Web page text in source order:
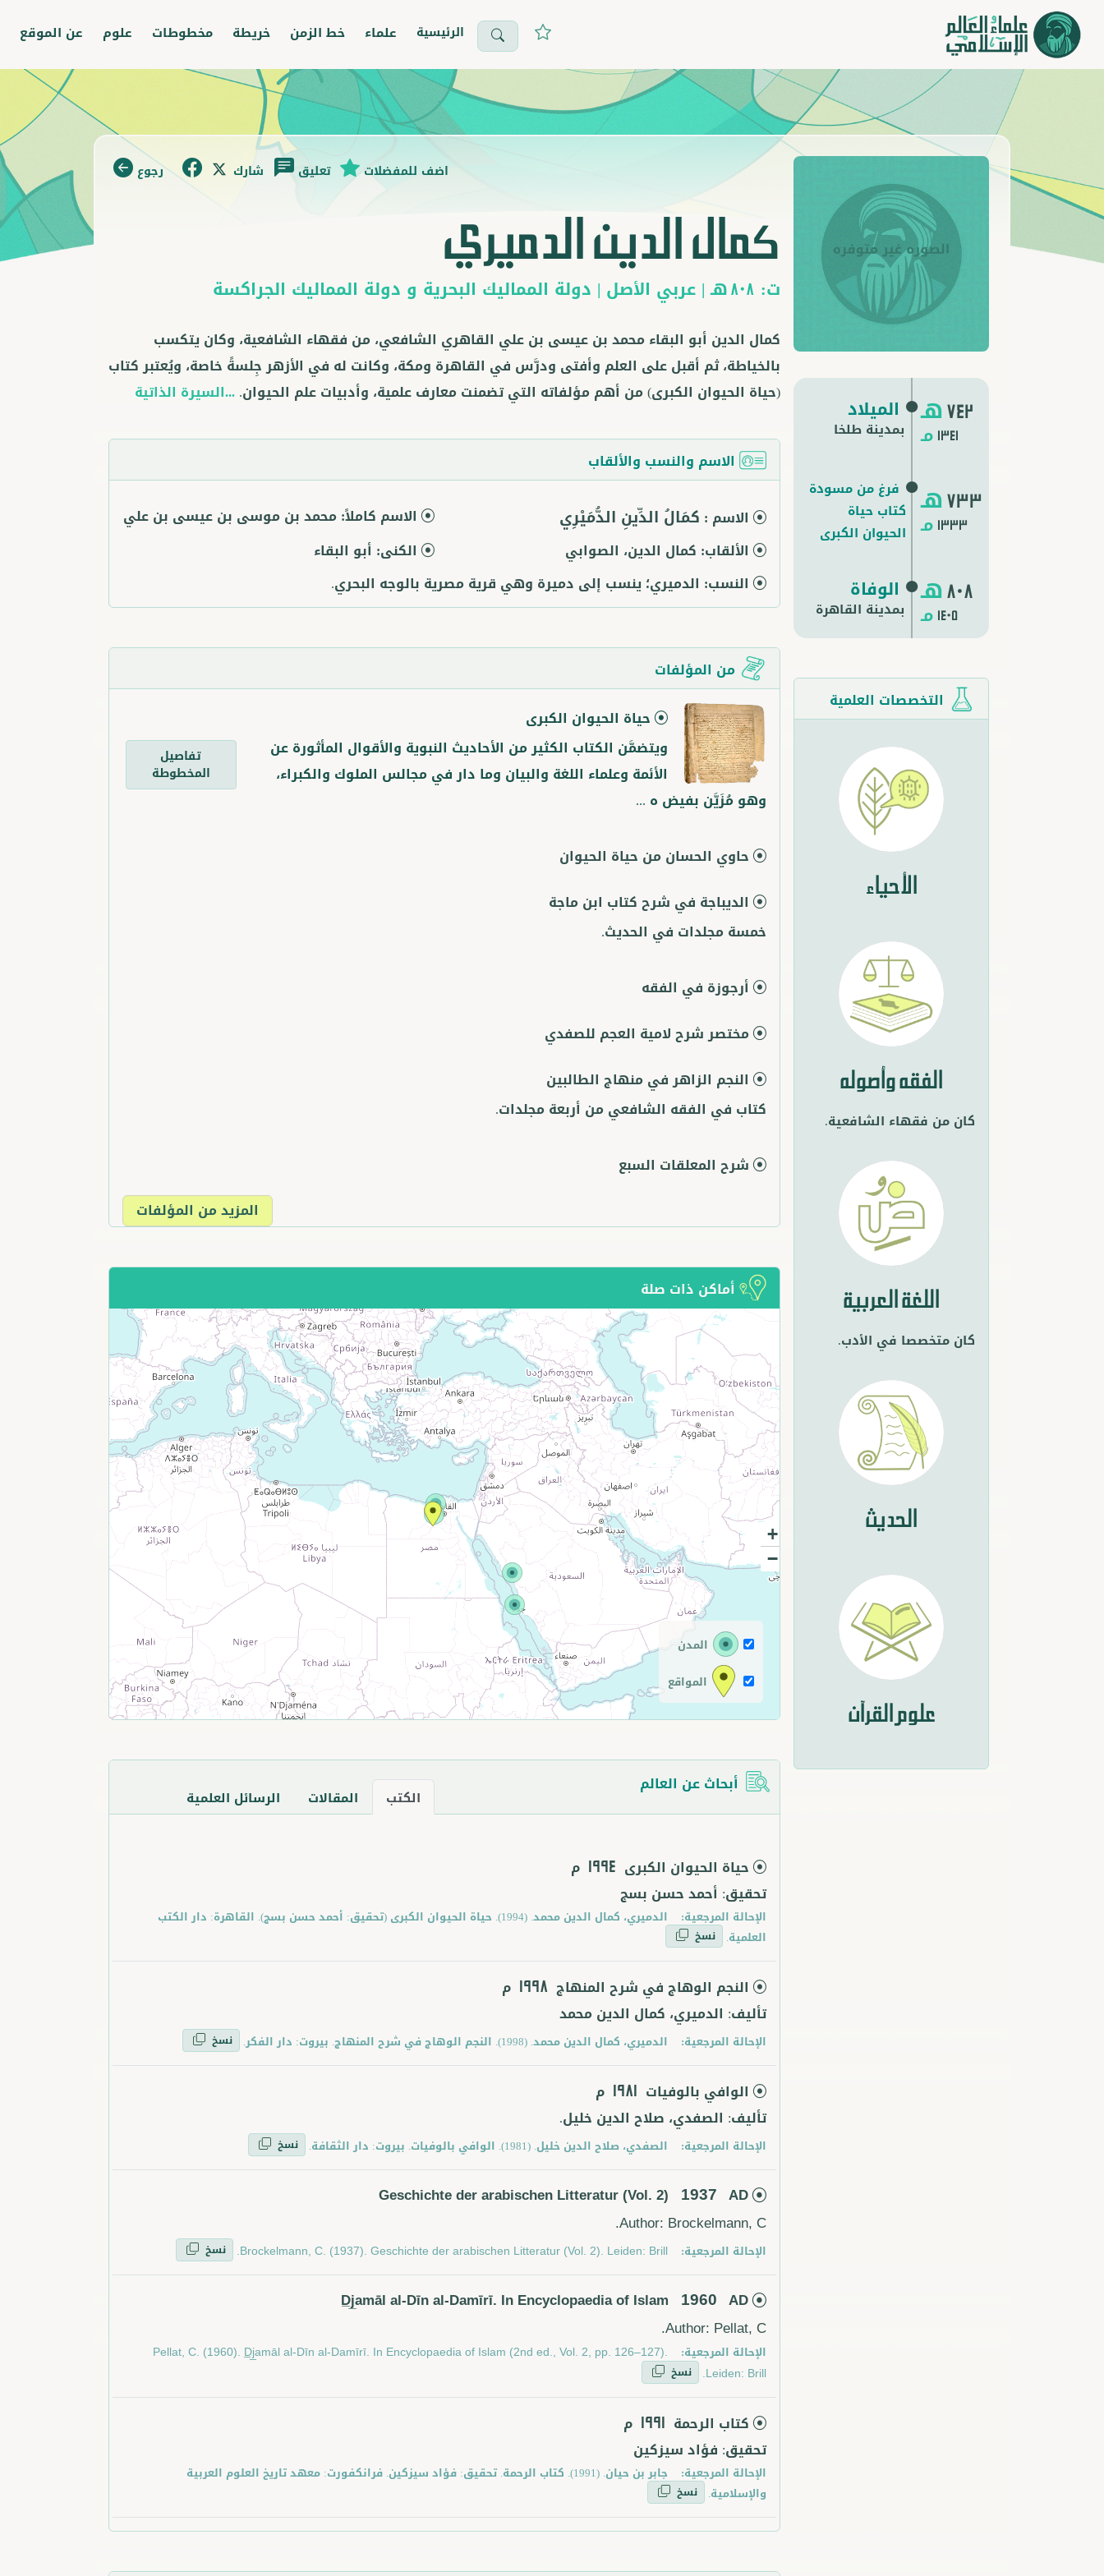
الرئيسية علماء خط الزمن خريطة مخطوطات علوم عن الموقع
هـ742
مـ 1341
الميلاد
بمدينة طلخا
هـ733
مـ 1333
فرغ من مسودة
كتاب حياة
الحيوان الكبرى
هـ808
مـ 1405
الوفاة
بمدينة القاهرة
التخصصات العلمية
الأحياء
الفقه وأصوله
كان من فقهاء الشافعية.
اللغة العربية
كان متخصصا في الأدب.
الحديث
علوم القرآن
رجوع شارك تعليق اضف للمفضلات
كمال الدين الدميري
ت: 808هـ | عربي الأصل | دولة المماليك البحرية و دولة المماليك الجراكسة
كمال الدين أبو البقاء محمد بن عيسى بن علي القاهري الشافعي، من فقهاء الشافعية، وكان يتكسب
بالخياطة، ثم أقبل على العلم وأفتى ودرَّس في القاهرة ومكة، وكانت له في الأزهر جِلسةً خاصة، ويُعتبر كتاب
(حياة الحيوان الكبرى) من أهم مؤلفاته التي تضمنت معارف علمية، وأدبيات علم الحيوان....السيرة الذاتية
الاسم والنسب والألقاب
الاسم : كمَالُ الدِّينِ الدُّمَيْرِي الاسم كاملاً: محمد بن موسى بن عيسى بن علي
الألقاب: كمال الدين، الصوابي الكنى: أبو البقاء
النسب: الدميري؛ ينسب إلى دميرة وهي قرية مصرية بالوجه البحري.
من المؤلفات
حياة الحيوان الكبرى
ويتضمَّن الكتاب الكثير من الأحاديث النبوية والأقوال المأثورة عن
الأئمة وعلماء اللغة والبيان وما دار في مجالس الملوك والكبراء،
وهو مُزَيَّن بفيض ه ...
تفاصيل
المخطوطة
حاوي الحسان من حياة الحيوان
الديباجة في شرح كتاب ابن ماجة
خمسة مجلدات في الحديث.
أرجوزة في الفقه
مختصر شرح لامية العجم للصفدي
النجم الزاهر في منهاج الطالبين
كتاب في الفقه الشافعي من أربعة مجلدات.
شرح المعلقات السبع
المزيد من المؤلفات
أماكن ذات صلة
+
−
المدن
المواقع
أبحاث عن العالم
الكتب المقالات الرسائل العلمية
حياة الحيوان الكبرى 1994 م
تحقيق: أحمد حسن بسج
الإحالة المرجعية:
الدميري، كمال الدين محمد. (1994). حياة الحيوان الكبرى (تحقيق: أحمد حسن بسج). القاهرة: دار الكتب
العلمية. نسخ
النجم الوهاج في شرح المنهاج 1998 م
تأليف: الدميري، كمال الدين محمد
الإحالة المرجعية: الدميري، كمال الدين محمد. (1998). النجم الوهاج في شرح المنهاج. بيروت: دار الفكر. نسخ
الوافي بالوفيات 1981 م
تأليف: الصفدي، صلاح الدين خليل.
الإحالة المرجعية: الصفدي، صلاح الدين خليل. (1981). الوافي بالوفيات. بيروت: دار الثقافة. نسخ
Geschichte der arabischen Litteratur (Vol. 2) 1937
AD
Author: Brockelmann, C.
الإحالة المرجعية: Brockelmann, C. (1937). Geschichte der arabischen Litteratur (Vol. 2). Leiden: Brill. نسخ
D̲j̲amāl al-Dīn al-Damīrī. In Encyclopaedia of Islam 1960
AD
Author: Pellat, C.
الإحالة المرجعية:
Pellat, C. (1960). D̲j̲amāl al-Dīn al-Damīrī. In Encyclopaedia of Islam (2nd ed., Vol. 2, pp. 126–127).
Leiden: Brill.
نسخ
كتاب الرحمة 1991 م
تحقيق: فؤاد سيزكين
الإحالة المرجعية:
جابر بن حيان. (1991). كتاب الرحمة. تحقيق: فؤاد سيزكين. فرانكفورت: معهد تاريخ العلوم العربية
والإسلامية. نسخ